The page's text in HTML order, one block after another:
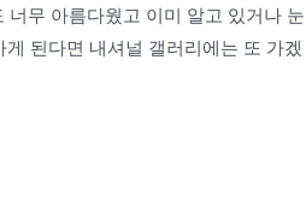
너무 아름다웠고 이미 알고 있거나 눈
된다면 내셔널 갤러리에는 또 가겠